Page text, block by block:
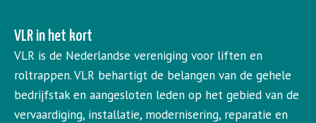
VLR in het kort
VLR is de Nederlandse vereniging voor liften en
roltrappen. VLR behartigt de belangen van de gehele
bedrijfstak en aangesloten leden op het gebied van de
vervaardiging, installatie, modernisering, reparatie en